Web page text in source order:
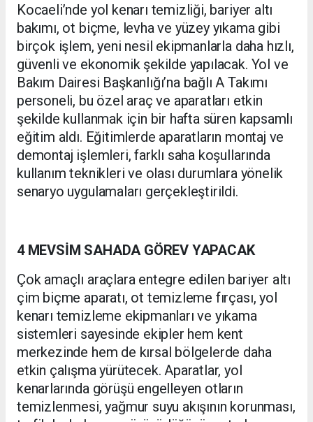
Kocaeli’nde yol kenarı temizliği, bariyer altı
bakımı, ot biçme, levha ve yüzey yıkama gibi
birçok işlem, yeni nesil ekipmanlarla daha hızlı,
güvenli ve ekonomik şekilde yapılacak. Yol ve
Bakım Dairesi Başkanlığı’na bağlı A Takımı
personeli, bu özel araç ve aparatları etkin
şekilde kullanmak için bir hafta süren kapsamlı
eğitim aldı. Eğitimlerde aparatların montaj ve
demontaj işlemleri, farklı saha koşullarında
kullanım teknikleri ve olası durumlara yönelik
senaryo uygulamaları gerçekleştirildi.
4 MEVSİM SAHADA GÖREV YAPACAK
Çok amaçlı araçlara entegre edilen bariyer altı
çim biçme aparatı, ot temizleme fırçası, yol
kenarı temizleme ekipmanları ve yıkama
sistemleri sayesinde ekipler hem kent
merkezinde hem de kırsal bölgelerde daha
etkin çalışma yürütecek. Aparatlar, yol
kenarlarında görüşü engelleyen otların
temizlenmesi, yağmur suyu akışının korunması,